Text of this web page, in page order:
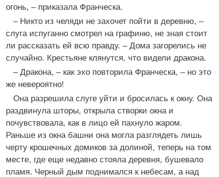
огонь, – приказала Франческа.
– Никто из челяди не захочет пойти в деревню, –
слуга испуганно смотрел на графиню, не зная стоит
ли рассказать ей всю правду. – Дома загорелись не
случайно. Крестьяне клянутся, что видели дракона.
– Дракона, – как эхо повторила Франческа, – но это
же невероятно!
Она разрешила слуге уйти и бросилась к окну. Она
раздвинула шторы, открыла створки окна и
почувствовала, как в лицо ей пахнуло жаром.
Раньше из окна башни она могла разглядеть лишь
черту крошечных домиков за долиной, теперь на том
месте, где еще недавно стояла деревня, бушевало
пламя. Черный дым поднимался к небесам, а над